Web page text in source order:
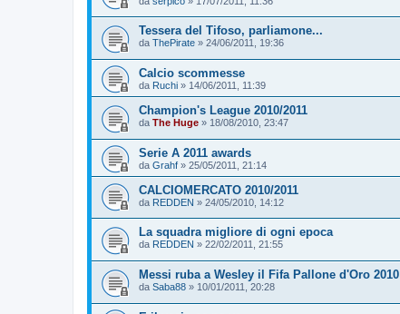
Tessera del Tifoso, parliamone...
da ThePirate » 24/06/2011, 19:36
Calcio scommesse
da Ruchi » 14/06/2011, 11:39
Champion's League 2010/2011
da The Huge » 18/08/2010, 23:47
Serie A 2011 awards
da Grahf » 25/05/2011, 21:14
CALCIOMERCATO 2010/2011
da REDDEN » 24/05/2010, 14:12
La squadra migliore di ogni epoca
da REDDEN » 22/02/2011, 21:55
Messi ruba a Wesley il Fifa Pallone d'Oro 2010
da Saba88 » 10/01/2011, 20:28